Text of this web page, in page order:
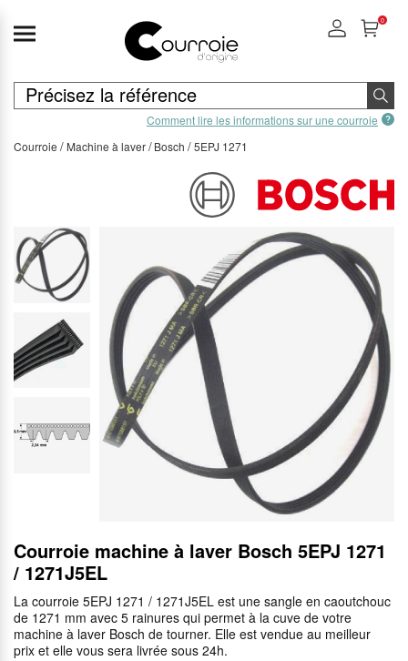
Comment lire les informations sur une courroie
0
Courroie Machine à laver Bosch 5EPJ 1271
Courroie machine à laver Bosch 5EPJ 1271
/ 1271J5EL
La courroie 5EPJ 1271 / 1271J5EL est une sangle en caoutchouc
de 1271 mm avec 5 rainures qui permet à la cuve de votre
machine à laver Bosch de tourner. Elle est vendue au meilleur
prix et elle vous sera livrée sous 24h.